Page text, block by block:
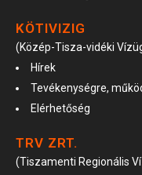
KÖTIVIZIG
(Közép-Tisza-vidéki
Hírek
Tevékenységre,
Elérhetőség
TRV ZRT.
(Tiszamenti Regionális